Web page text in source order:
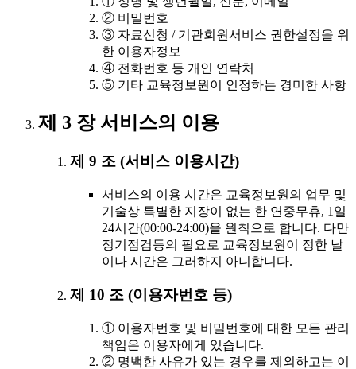
② 비밀번호
③ 자료신청 / 기관회원서비스 권한설정을 위
한 이용자정보
④ 전화번호 등 개인 연락처
⑤ 기타 교육정보원이 인정하는 경미한 사항
제 3 장 서비스의 이용
제 9 조 (서비스 이용시간)
서비스의 이용 시간은 교육정보원의 업무 및
기술상 특별한 지장이 없는 한 연중무휴, 1일
24시간(00:00-24:00)을 원칙으로 합니다. 다만
정기점검등의 필요로 교육정보원이 정한 날
이나 시간은 그러하지 아니합니다.
제 10 조 (이용자번호 등)
① 이용자번호 및 비밀번호에 대한 모든 관리
책임은 이용자에게 있습니다.
② 명백한 사유가 있는 경우를 제외하고는 이